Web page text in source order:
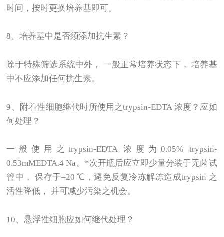
时间，按时更换培养基即可。
8、培养基中是否须添加抗生素？
除于特殊筛选系统中外， 一般正常培养状态下， 培养基
中不应添加任何抗生素。
9 、附着性细胞继代时所使用之trypsin-EDTA 浓度？应如
何处理？
一般使用之trypsin-EDTA 浓度为0.05% trypsin-
0.53mMEDTA.4 Na。*次开瓶后应立即少量分装于无菌试
管中， 保存于–20 ℃，避免反复冷冻解冻造成trypsin 之
活性降低， 并可减少污染之机会。
10、悬浮性细胞应如何继代处理？